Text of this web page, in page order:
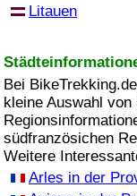
Litauen
Bei
kleine Auswahl
südfranzösichen
Weitere
Arles in der